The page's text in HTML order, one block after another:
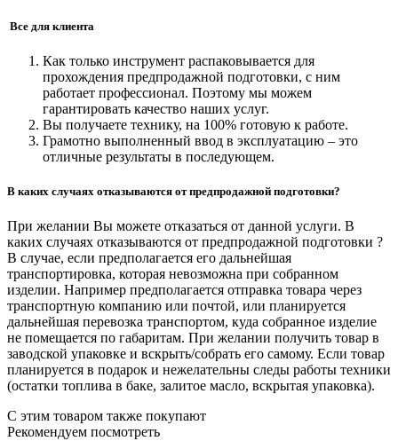
Все для клиента
Как только инструмент распаковывается для
прохождения предпродажной подготовки, с ним
работает профессионал. Поэтому мы можем
гарантировать качество наших услуг.
Вы получаете технику, на 100% готовую к работе.
Грамотно выполненный ввод в эксплуатацию – это
отличные результаты в последующем.
В каких случаях отказываются от предпродажной подготовки?
При желании Вы можете отказаться от данной услуги. В
каких случаях отказываются от предпродажной подготовки ?
В случае, если предполагается его дальнейшая
транспортировка, которая невозможна при собранном
изделии. Например предполагается отправка товара через
транспортную компанию или почтой, или планируется
дальнейшая перевозка транспортом, куда собранное изделие
не помещается по габаритам. При желании получить товар в
заводской упаковке и вскрыть/собрать его самому. Если товар
планируется в подарок и нежелательны следы работы техники
(остатки топлива в баке, залитое масло, вскрытая упаковка).
С этим товаром также покупают
Рекомендуем посмотреть